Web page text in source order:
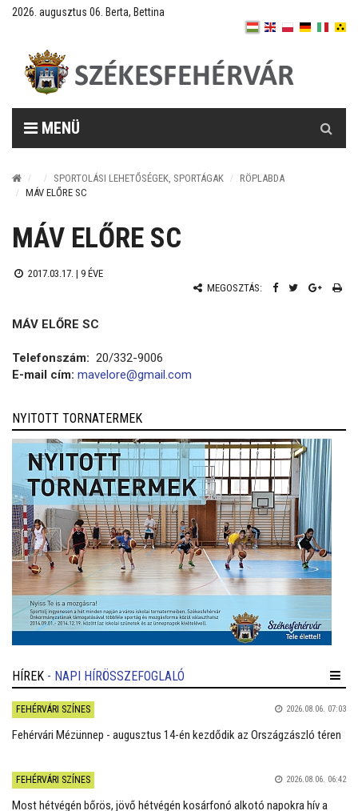
2026. augusztus 06. Berta, Bettina
MENÜ
SPORTOLÁSI LEHETŐSÉGEK, SPORTÁGAK
RÖPLABDA
MÁV ELŐRE SC
MÁV ELŐRE SC
2017.03.17. | 9 ÉVE
MEGOSZTÁS:
MÁV ELŐRE SC
Telefonszám: 20/332-9006
E-mail cím: mavelore@gmail.com
NYITOTT TORNATERMEK
HÍREK - NAPI HÍRÖSSZEFOGLALÓ
FEHÉRVÁRI SZÍNES 2026.08.06. 07:03
Fehérvári Mézünnep - augusztus 14-én kezdődik az Országzászló téren
FEHÉRVÁRI SZÍNES 2026.08.06. 06:42
Most hétvégén bőrös, jövő hétvégén kosárfonó alkotó napokra hív a